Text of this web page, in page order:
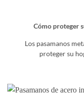
Cómo proteger
Los pasamanos
proteger su